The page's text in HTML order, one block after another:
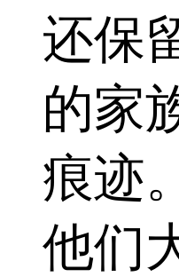
还保
的家
痕迹
他们